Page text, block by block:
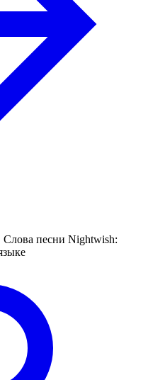
Слова песни Nightwish: